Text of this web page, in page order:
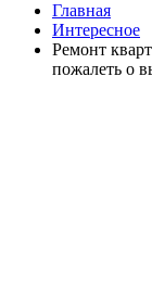
Главная
Интересное
Ремонт
пожалеть о